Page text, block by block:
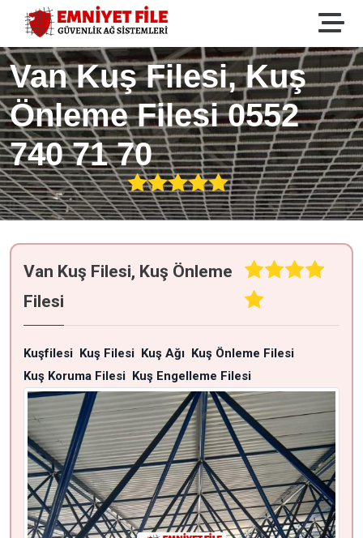
Van Kuş Filesi, Kuş
Önleme Filesi 0552
740 71 70
Van Kuş Filesi, Kuş Önleme
Filesi
Kuşfilesi Kuş Filesi Kuş Ağı Kuş Önleme Filesi
Kuş Koruma Filesi Kuş Engelleme Filesi